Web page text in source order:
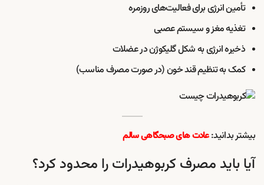
تأمین انرژی برای فعالیت‌های روزمره
تغذیه مغز و سیستم عصبی
ذخیره انرژی به شکل گلیکوژن در عضلات
کمک به تنظیم قند خون (در صورت مصرف مناسب)
بیشتر بدانید:عادت های صبحگاهی سالم
آیا باید مصرف کربوهیدرات را محدود کرد؟